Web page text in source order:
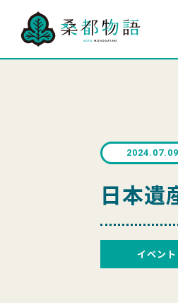
2024.07.09
日本遺
イベント